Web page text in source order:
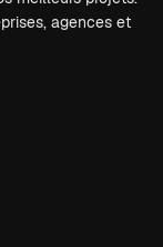
agences et